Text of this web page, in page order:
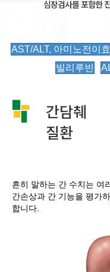
심장검사를 포함한
AST/ALT, 아미노전이
빌리루빈
간담췌
질환
흔히 말하는 간 수치는 여
간손상과 간 기능을 평가
합니다.